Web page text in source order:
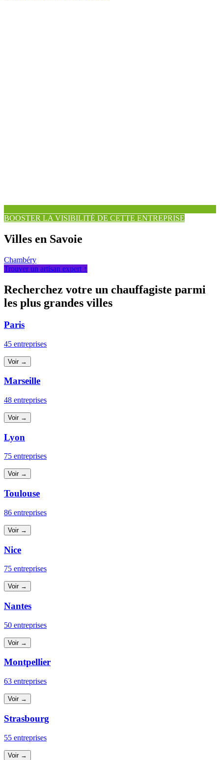
BOOSTER LA VISIBILITÉ DE CETTE ENTREPRISE
Villes en Savoie
Chambéry
Trouver un artisan expert ↑
Recherchez votre un chauffagiste parmi
les plus grandes villes
Paris
45 entreprises
Voir →
Marseille
48 entreprises
Voir →
Lyon
75 entreprises
Voir →
Toulouse
86 entreprises
Voir →
Nice
75 entreprises
Voir →
Nantes
50 entreprises
Voir →
Montpellier
63 entreprises
Voir →
Strasbourg
55 entreprises
Voir →